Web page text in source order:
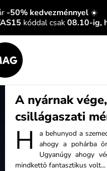
-50% kedvezménnyel ☀️
kóddal csak08.10-ig,
A nyárnak
csillágaszati
H
a behunyod a
ahogy a pohárba
Ugyanúgy ahogy
mindkettō fantasztikus volt...